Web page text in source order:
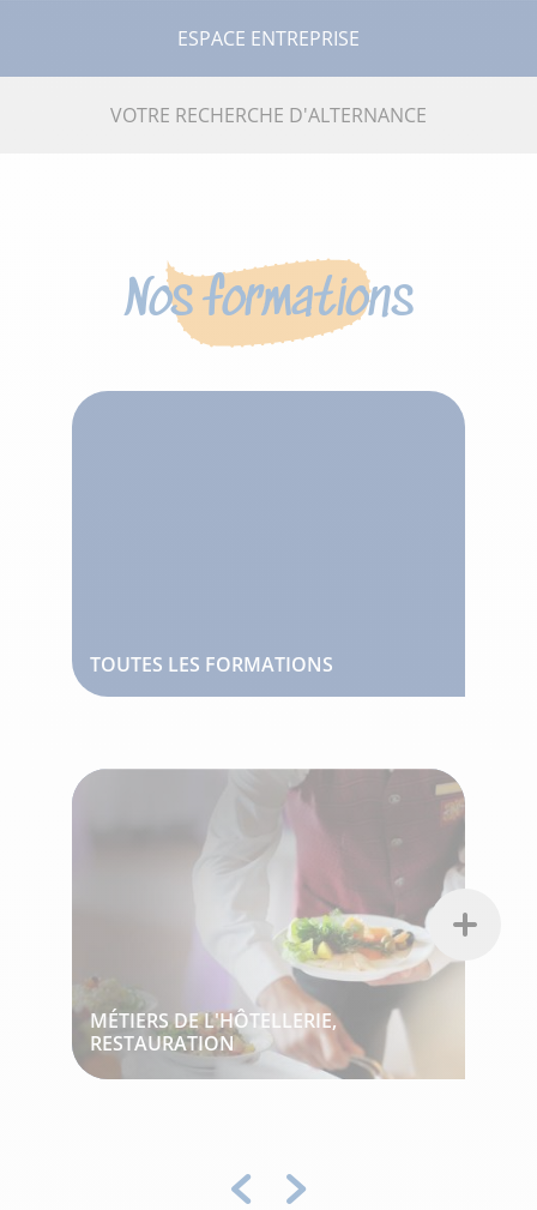
ESPACE ENTREPRISE
VOTRE RECHERCHE D'ALTERNANCE
Nos formations
Précédent
TOUTES LES FORMATIONS
MÉTIERS DE L'HÔTELLERIE,
RESTAURATION